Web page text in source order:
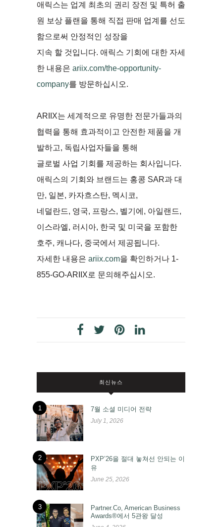
애릭스는 업계 최초의 권리 장전 및 특허 출
원 보상 플랜을 통해 직접 판매 업계를 선도
함으로써 안정적인 성장을
지속 할 것입니다. 애릭스 기회에 대한 자세
한 내용은 ariix.com/the-opportunity-
company를 방문하십시오.
ARIIX는 세계적으로 유명한 전문가들과의
협력을 통해 효과적이고 안전한 제품을 개
발하고, 독립사업자들을 통해
글로벌 사업 기회를 제공하는 회사입니다.
애릭스의 기회와 브랜드는 홍콩 SAR과 대
만, 일본, 카자흐스탄, 멕시코,
네덜란드, 영국, 프랑스, 벨기에, 아일랜드,
이스라엘, 러시아, 한국 및 미국을 포함한
호주, 캐나다, 중국에서 제공됩니다.
자세한 내용은 ariix.com을 확인하거나 1-
855-GO-ARIIX로 문의해주십시오.
최신뉴스
1 7월 소셜 미디어 전략
July 1, 2026
2
PXP’26을 절대 놓쳐선 안되는 이
유
June 25, 2026
3
Partner.Co, American Business
Awards®에서 5관왕 달성